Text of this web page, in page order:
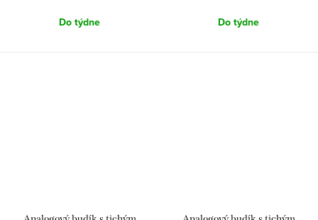
Do týdne Do týdne